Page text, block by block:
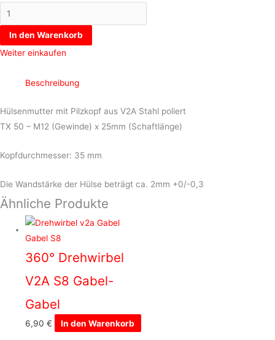
In den Warenkorb
Weiter einkaufen
Beschreibung
Hülsenmutter mit Pilzkopf aus V2A Stahl poliert
TX 50 – M12 (Gewinde) x 25mm (Schaftlänge)
Kopfdurchmesser: 35 mm
Die Wandstärke der Hülse beträgt ca. 2mm +0/-0,3
Ähnliche Produkte
360° Drehwirbel
V2A S8 Gabel-
Gabel
6,90€ In den Warenkorb